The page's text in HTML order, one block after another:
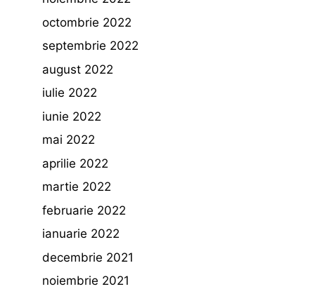
octombrie 2022
septembrie 2022
august 2022
iulie 2022
iunie 2022
mai 2022
aprilie 2022
martie 2022
februarie 2022
ianuarie 2022
decembrie 2021
noiembrie 2021